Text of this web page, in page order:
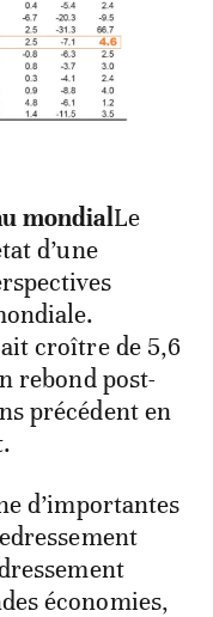
mondialLe
d’une
croître de 5,6
rebond post-
précédent en
d’importantes
économies,